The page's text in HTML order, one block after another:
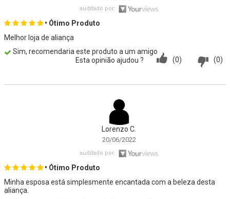
auditado por:
• Ótimo Produto
Melhor loja de aliança
Sim, recomendaria este produto a um amigo
(0)
(0)
Esta opinião ajudou ?
Lorenzo C.
20/06/2022
auditado por:
• Ótimo Produto
Minha esposa está simplesmente encantada com a beleza desta
aliança.